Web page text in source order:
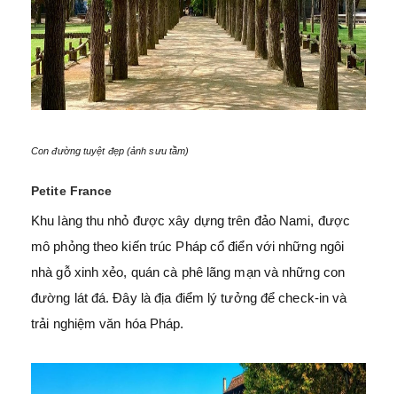
Con đường tuyệt đẹp (ảnh sưu tầm)
Petite France
Khu làng thu nhỏ được xây dựng trên đảo Nami, được
mô phỏng theo kiến trúc Pháp cổ điển với những ngôi
nhà gỗ xinh xẻo, quán cà phê lãng mạn và những con
đường lát đá. Đây là địa điểm lý tưởng để check-in và
trải nghiệm văn hóa Pháp.